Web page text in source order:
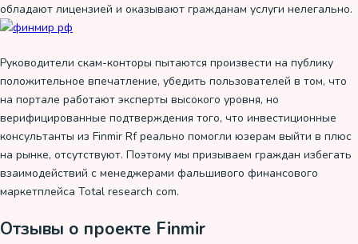
обладают лицензией и оказывают гражданам услуги нелегально.
Руководители скам-конторы пытаются произвести на публику
положительное впечатление, убедить пользователей в том, что
на портале работают эксперты высокого уровня, но
верифицированные подтверждения того, что инвестиционные
консультанты из Finmir Rf реально помогли юзерам выйти в плюс
на рынке, отсутствуют. Поэтому мы призываем граждан избегать
взаимодействий с менеджерами фальшивого финансового
маркетплейса Total research com.
Отзывы о проекте Finmir